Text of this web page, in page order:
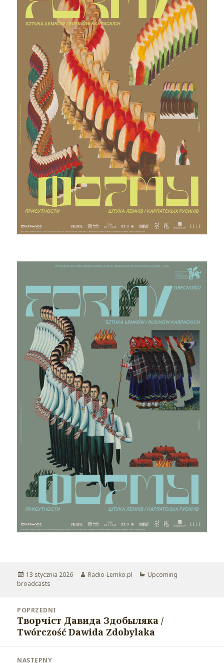
Opublikowano
13 stycznia 2026 Autor
Radio-Lemko.pl Kategorie
Upcoming
broadcasts
wpisu
POPRZEDNI
Poprzedni
wpis:
Творчіст Давида Здобыляка /
Twórczość Dawida Zdobylaka
NASTĘPNY